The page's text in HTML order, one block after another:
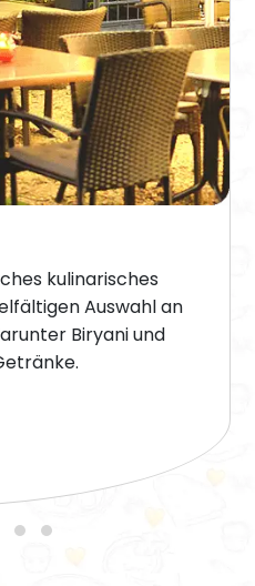
kulinarisches
Auswahl an
Biryani und